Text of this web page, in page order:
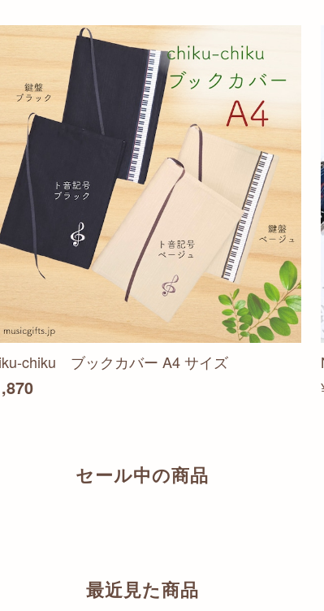
chiku ブックカバー A4 サイズ
セール中の商品
最近見た商品